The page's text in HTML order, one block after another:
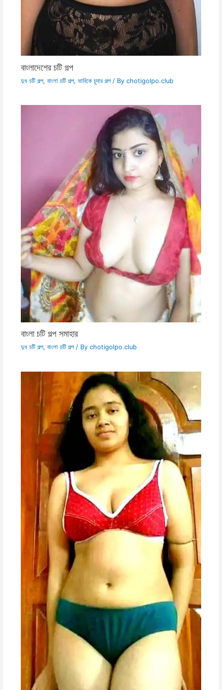
বাংলাদেশের চটি গল্প
দুধ চটি গল্প, বাংলা চটি গল্প, ভাবিকে চুদার গল্প/ By chotigolpo.club
বাংলা চটি গল্প সমাহার
দুধ চটি গল্প, বাংলা চটি গল্প/ By chotigolpo.club